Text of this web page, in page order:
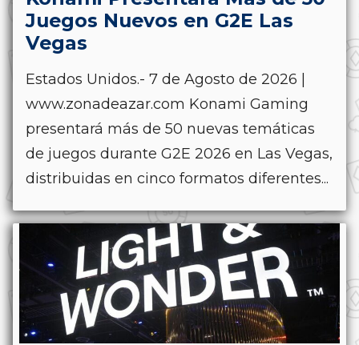
Juegos Nuevos en G2E Las
Vegas
Estados Unidos.- 7 de Agosto de 2026 |
www.zonadeazar.com Konami Gaming
presentará más de 50 nuevas temáticas
de juegos durante G2E 2026 en Las Vegas,
distribuidas en cinco formatos diferentes...